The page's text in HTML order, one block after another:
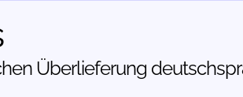
Über­lieferung